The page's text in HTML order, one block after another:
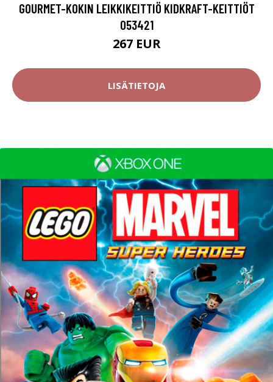
GOURMET-KOKIN LEIKKIKEITTIÖ KIDKRAFT-KEITTIÖT
053421
267 EUR
LISÄTIETOJA